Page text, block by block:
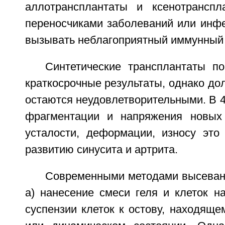
аллотрансплантаты и
переносчиками заболеваний или
вызывать неблагоприятный иммунный
Синтетические трансплантаты
краткосрочные результаты, однако
остаются неудовлетворительными. В
фрагментации и напряжения
усталости, деформации, износу
развитию синусита и артрита.
Современными методами
а) нанесение смеси геля и клеток
суспензии клеток к остову,